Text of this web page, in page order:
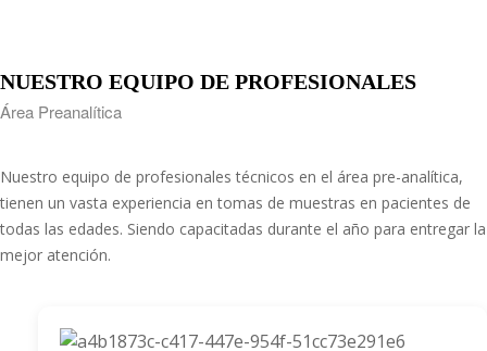
NUESTRO EQUIPO DE PROFESIONALES
Área Preanalítica
Nuestro equipo de profesionales técnicos en el área pre-analítica,
tienen un vasta experiencia en tomas de muestras en pacientes de
todas las edades. Siendo capacitadas durante el año para entregar la
mejor atención.